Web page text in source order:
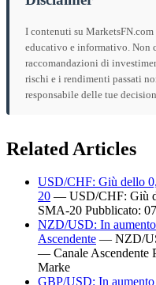
I contenuti su
educativo e informativo. Non
raccomandazioni di
rischi e i rendimenti passati
responsabile delle tue
Related Articles
USD/CHF: Giù dello
20 — USD/CHF: Giù
SMA-20 Pubblicato:
NZD/USD: In
Ascendente — NZD/
— Canale Ascendente
Marke
GBP/USD: In